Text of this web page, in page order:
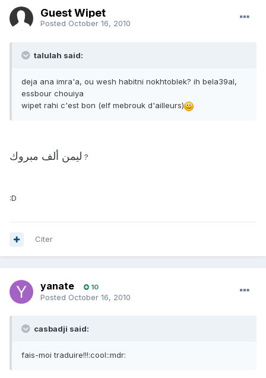
Guest Wipet
Posted October 16, 2010
talulah said:
deja ana imra'a, ou wesh habitni nokhtoblek? ih bela39al,
essbour chouiya
wipet rahi c'est bon (elf mebrouk d'ailleurs)
ليمن ألف مبروك ?
:D
Citer
yanate 10
Posted October 16, 2010
casbadji said:
fais-moi traduire!!!:cool::mdr: